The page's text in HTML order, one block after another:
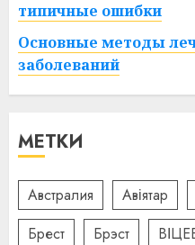
типичные ошибки
Основные методы
заболеваний
МЕТКИ
Австралия Авіятар
Брест
Брэст